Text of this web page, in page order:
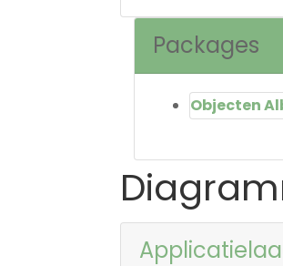
Packages
Objecten